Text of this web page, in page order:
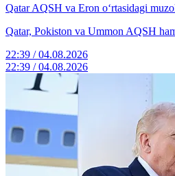
Qatar AQSH va Eron o‘rtasidagi
Qatar, Pokiston va Ummon AQSH
22:39 / 04.08.2026
22:39 / 04.08.2026